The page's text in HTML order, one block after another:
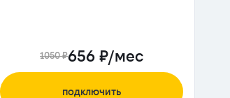
1050 ₽656 ₽/мес
подключить